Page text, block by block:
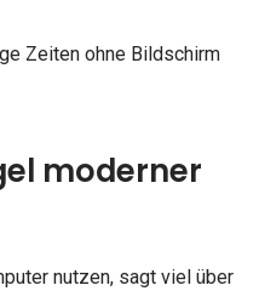
Zeiten ohne Bildschirm
moderner
nutzen, sagt viel über